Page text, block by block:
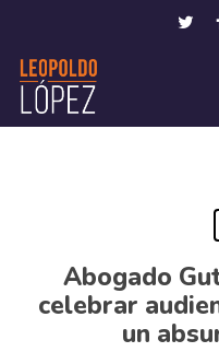
main
content
Abogado
celebrar
un